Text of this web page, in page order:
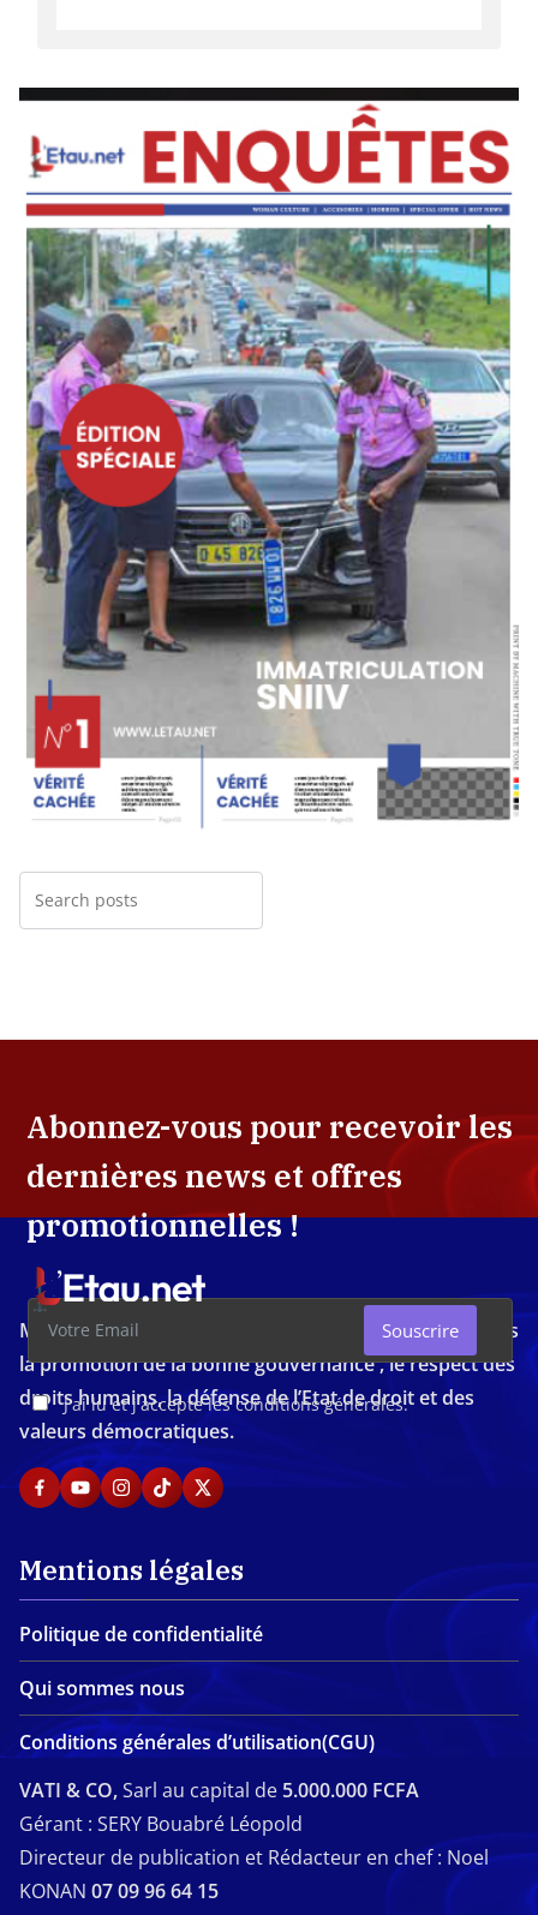
Abonnez-vous pour recevoir les
dernières news et offres
promotionnelles !
J'ai lu et j'accepte les conditions générales.
Souscrire
Média d'investigation ivoirien résolument engagé dans
la promotion de la bonne gouvernance , le respect des
droits humains, la défense de l’Etat de droit et des
valeurs démocratiques.
Mentions légales
Politique de confidentialité
Qui sommes nous
Conditions générales d’utilisation(CGU)
VATI & CO,Sarl au capital de 5.000.000 FCFA
Gérant : SERY Bouabré Léopold
Directeur de publication et Rédacteur en chef : Noel
KONAN 07 09 96 64 15